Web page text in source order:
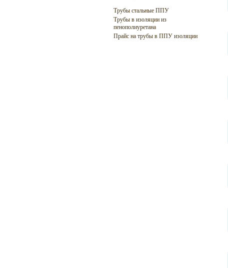
Трубы стальные ППУ
Трубы в изоляции из
пенополиуретана
Прайс на трубы в ППУ изоляции